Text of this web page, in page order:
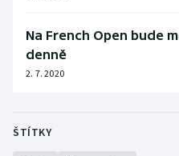
Na French Open bude
denně
2. 7. 2020
ŠTÍTKY